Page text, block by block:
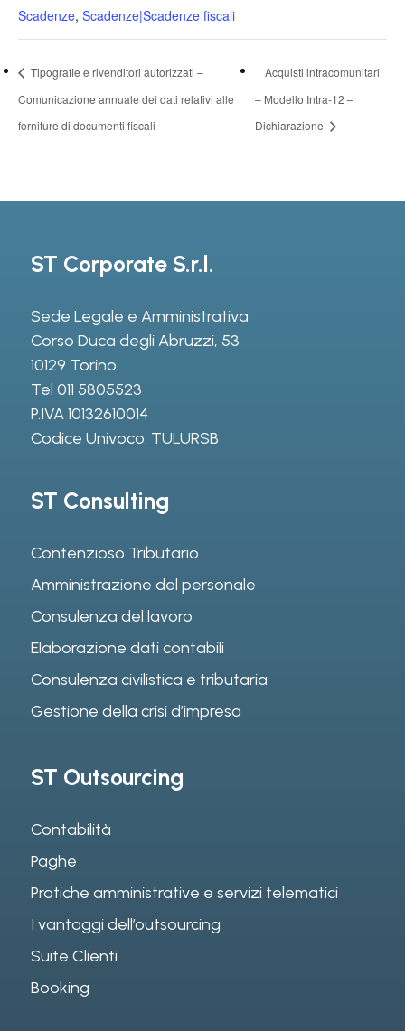
Scadenze, Scadenze|Scadenze fiscali
Tipografie e rivenditori autorizzati –
Comunicazione annuale dei dati relativi alle
forniture di documenti fiscali
Acquisti intracomunitari
– Modello Intra-12 –
Dichiarazione
ST Corporate S.r.l.
Sede Legale e Amministrativa
Corso Duca degli Abruzzi, 53
10129 Torino
Tel 011 5805523
P.IVA 10132610014
Codice Univoco: TULURSB
ST Consulting
Contenzioso Tributario
Amministrazione del personale
Consulenza del lavoro
Elaborazione dati contabili
Consulenza civilistica e tributaria
Gestione della crisi d’impresa
ST Outsourcing
Contabilità
Paghe
Pratiche amministrative e servizi telematici
I vantaggi dell’outsourcing
Suite Clienti
Booking